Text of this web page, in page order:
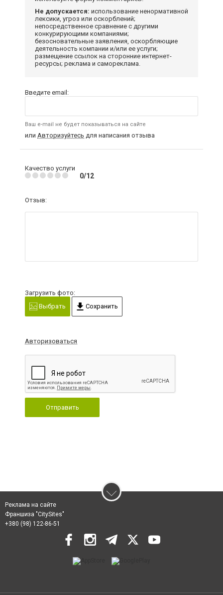
Не допускается: использование ненормативной
лексики, угроз или оскорблений;
непосредственное сравнение с другими
конкурирующими компаниями;
безосновательные заявления, оскорбляющие
деятельность компании и/или ее услуги;
размещение ссылок на сторонние интернет-
ресурсы; реклама и самореклама.
Введите email:
Ваш e-mail не будет показываться на сайте
или Авторизуйтесь для написания отзыва
Качество услуги
0/12
Отзыв:
Загрузить фото:
Выбрать
Сохранить
Авторизоваться
Отправить
Реклама на сайте
Франшиза "CitySites"
+380 (98) 122-86-51